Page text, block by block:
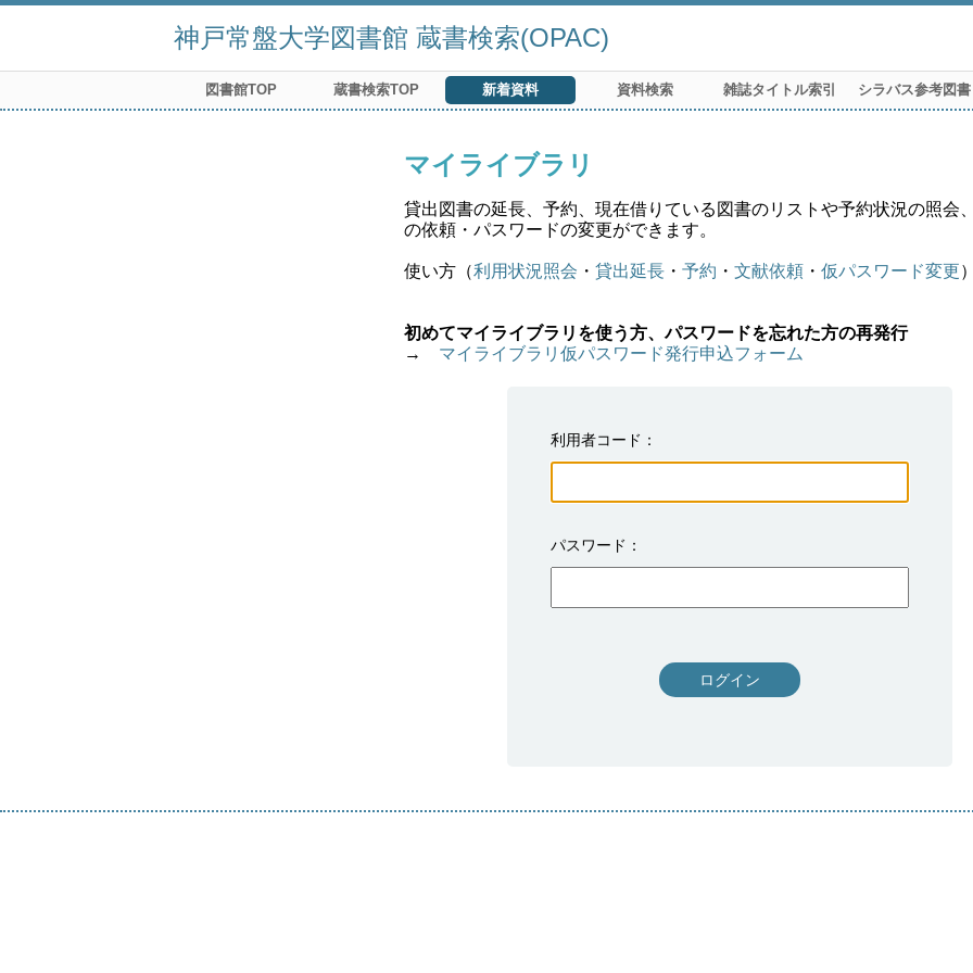
神戸常盤大学図書館 蔵書検索(OPAC)
図書館TOP 蔵書検索TOP 新着資料 資料検索 雑誌タイトル索引 シラバス参考図書
マイライブラリ
貸出図書の延長、予約、現在借りている図書のリストや予約状況の照会
の依頼・パスワードの変更ができます。
使い方（利用状況照会 ・ 貸出延長 ・ 予約 ・ 文献依頼 ・ 仮パスワード変更）
初めてマイライブラリを使う方、パスワードを忘れた方の再発行
→ マイライブラリ仮パスワード発行申込フォーム
利用者コード
パスワード
ログイン